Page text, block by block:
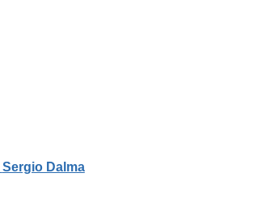
Sergio Dalma